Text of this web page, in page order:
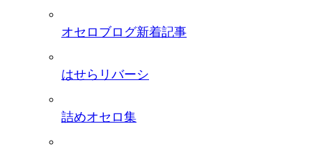
オセロブログ新着記事
はせらリバーシ
詰めオセロ集